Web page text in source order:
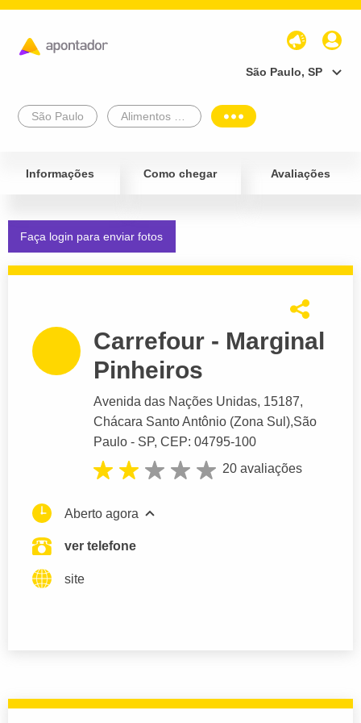
São Paulo, SP
São Paulo
Informações Como chegar Avaliações
Faça login para enviar fotos
Carrefour - Marginal
Pinheiros
Avenida das Nações Unidas, 15187,
Chácara Santo Antônio (Zona Sul),São
Paulo - SP, CEP: 04795-100
20 avaliações
Aberto agora
ver telefone
site